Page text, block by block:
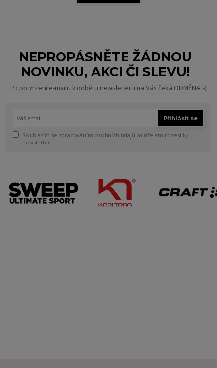
NEPROPÁSNĚTE ŽÁDNOU
NOVINKU, AKCI ČI SLEVU!
Po potvrzení e-mailu k odběru newsletteru na Vás čeká ODMĚNA :-)
Přihlásit se
Souhlasím se zpracováním osobních údajů za účelem rozesílky
newsletteru.